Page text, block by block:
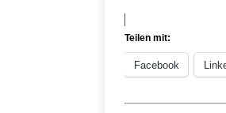
Teilen mit:
Facebook